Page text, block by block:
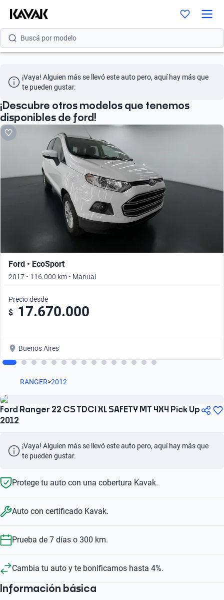
Buscá por marca
Buscá por modelo
Buscá por año
Buscá por marca
Buscá por modelo
Buscá por versión
Buscá por año
¡Vaya! Alguien más se llevó este auto pero, aquí hay más que
te pueden gustar.
¡Descubre otros modelos que tenemos
disponibles de ford!
Ford • EcoSport
2017 • 116.000 km • Manual
Precio desde
$ 17.670.000
Buenos Aires
RANGER>2012
Ford Ranger 22 CS TDCI XL SAFETY MT 4X4 Pick Up
2012
¡Vaya! Alguien más se llevó este auto pero, aquí hay más que
te pueden gustar.
Protege tu auto con una cobertura Kavak.
Auto con certificado Kavak.
Prueba de 7 días o 300 km.
Cambia tu auto y te bonificamos hasta 4%.
Información básica